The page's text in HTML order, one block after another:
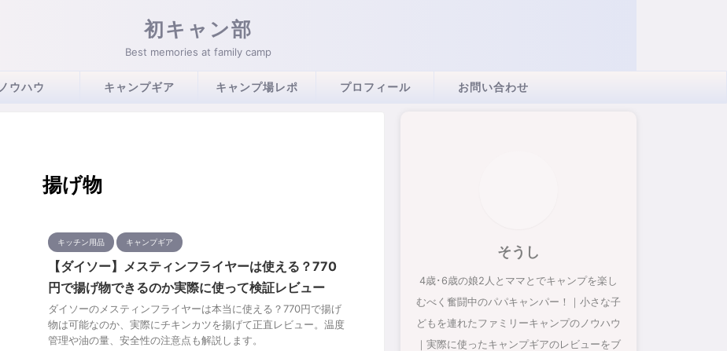
初キャン部
Best memories at family camp
ノウハウ キャンプギア キャンプ場レポ プロフィール お問い合わせ
揚げ物
キッチン用品 キャンプギア
【ダイソー】メスティンフライヤーは使える？770
円で揚げ物できるのか実際に使って検証レビュー
ダイソーのメスティンフライヤーは本当に使える？770円で揚げ
物は可能なのか、実際にチキンカツを揚げて正直レビュー。温度
管理や油の量、安全性の注意点も解説します。
そうし
4歳･6歳の娘2人とママとでキャンプを楽し
むべく奮闘中のパパキャンパー！｜小さな子
どもを連れたファミリーキャンプのノウハウ
｜実際に使ったキャンプギアのレビューをブ